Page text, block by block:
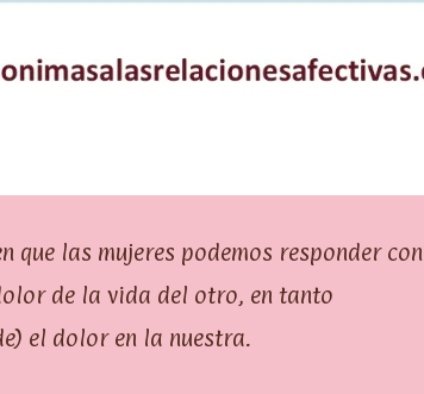
que las mujeres podemos responder con
de la vida del otro, en tanto
el dolor en la nuestra.